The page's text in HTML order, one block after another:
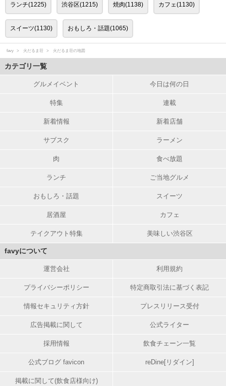
ランチ(1225) 渋谷区(1215) 焼肉(1138) カフェ(1130)
スイーツ(1130) おもしろ・話題(1065)
favy 火だるま荘 火だるま荘の地図
カテゴリ一覧
グルメイベント 今日は何の日
特集 連載
新着情報 新着店舗
サブスク ラーメン
肉 食べ放題
ランチ ご当地グルメ
おもしろ・話題 スイーツ
居酒屋 カフェ
テイクアウト特集 美味しい渋谷区
favyについて
運営会社 利用規約
プライバシーポリシー 特定商取引法に基づく表記
情報セキュリティ方針 プレスリリース受付
広告掲載に関して 公式ライター
採用情報 飲食チェーン一覧
公式ブログ favicon reDine[リダイン]
掲載に関して(飲食店様向け)